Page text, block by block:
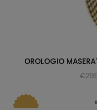
OROLOGIO
€